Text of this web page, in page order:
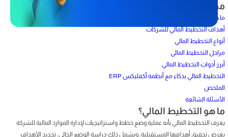
محتويات المقال
ما هو التخطيط المالي؟
أهداف التخطيط المالي للشركات
أنواع التخطيط المالي
مراحل التخطيط المالي
أبرز أدوات التخطيط المالي
التخطيط المالي بذكاء مع أنظمة أكفليكس ERP
الملخص
الأسئلة الشائعة
ما هو التخطيط المالي؟
يعرف التخطيط المالي بأنه عملية وضع خطط واستراتيچيات لإدارة الموارد المالية للشركة
بغرض تحقيق أهدافها المستقبلية، ويشمل ذلك دراسة الوضع الحالي، تحديد الأهداف